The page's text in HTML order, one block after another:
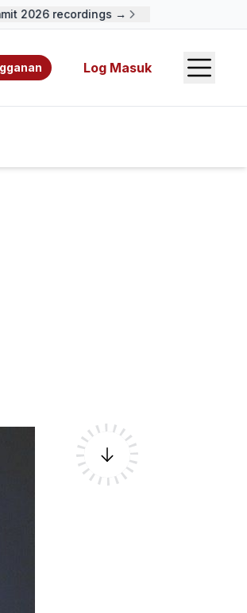
2026 recordings →
dan pengarang.
Log Masuk Open